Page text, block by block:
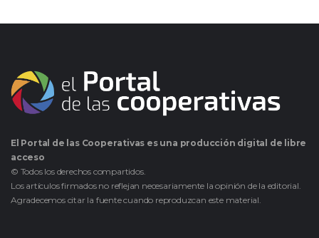
El Portal de las Cooperativas es una producción digital de libre
acceso
© Todos los derechos compartidos.
Los artículos firmados no reflejan necesariamente la opinión de la editorial.
Agradecemos citar la fuente cuando reproduzcan este material.